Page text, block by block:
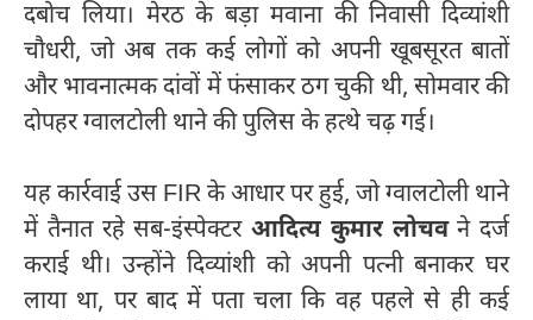
दबोच लिया। मेरठ के बड़ा मवाना की निवासी दिव्यांशी
चौधरी, जो अब तक कई लोगों को अपनी खूबसूरत बातों
और भावनात्मक दांवों में फंसाकर ठग चुकी थी, सोमवार की
दोपहर ग्वालटोली थाने की पुलिस के हत्थे चढ़ गई।
यह कार्रवाई उस FIR के आधार पर हुई, जो ग्वालटोली थाने
में तैनात रहे सब-इंस्पेक्टर आदित्य कुमार लोचवने दर्ज
कराई थी। उन्होंने दिव्यांशी को अपनी पत्नी बनाकर घर
लाया था, पर बाद में पता चला कि वह पहले से ही कई